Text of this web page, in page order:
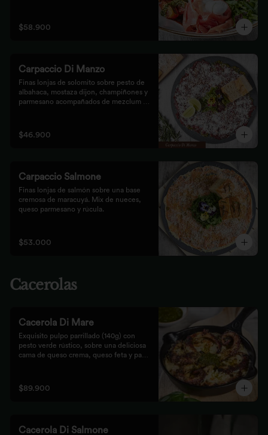
$58.900
Carpaccio Di Manzo
Finas lonjas de solomito sobre pesto de
albahaca, mostaza dijon, champiñones y
parmesano acompañados de mezclum de
$46.900
Carpaccio Salmone
Finas lonjas de salmón sobre una base
cremosa de maracuyá. Mix de nueces,
queso parmesano y rúcula.
$53.000
Cacerolas
Cacerola Di Mare
Exquisito pulpo parrillado (140g) con
pesto verde rústico, sobre una deliciosa
cama de queso crema, queso feta y papa.
$89.900
Cacerola Di Salmone